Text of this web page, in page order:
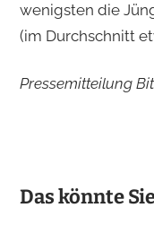
wenigsten die
(im Durchschnitt
Pressemitteilung
Das könnte